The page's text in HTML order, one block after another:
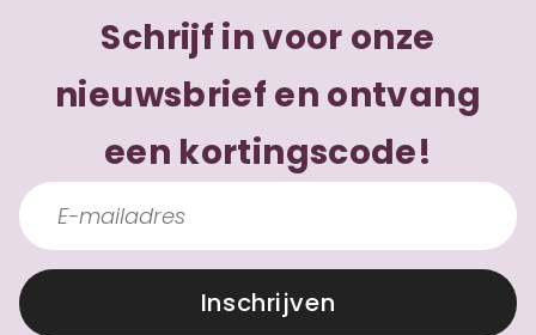
Schrijf in voor onze
nieuwsbrief en ontvang
een kortingscode!
Inschrijven